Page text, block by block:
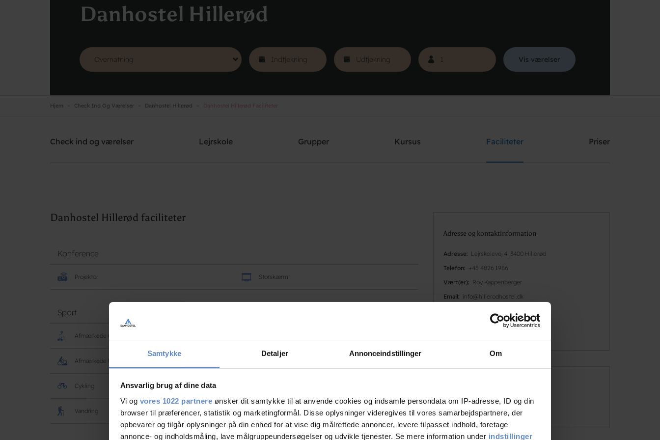
Samtykke Detaljer Annonceindstillinger Om
Ansvarlig brug af dine data
Vi og vores 1022 partnere ønsker dit samtykke til at anvende cookies og indsamle persondata om IP-adresse, ID og din
browser til præferencer, statistik og marketingformål. Disse oplysninger videregives til vores samarbejdspartnere, der
opbevarer og tilgår oplysninger på din enhed for at vise dig målrettede annoncer, levere tilpasset indhold, foretage
annonce- og indholdsmåling, lave målgruppeundersøgelser og udvikle tjenester. Se mere information under indstillinger
Danhostel Hillerød
Vis værelser
Danhostel Hillerød
Hjem Check Ind Og Værelser Danhostel Hillerød
Check ind og værelser Lejrskole Grupper Kursus Faciliteter Priser
Danhostel Hillerød faciliteter
Konference
Projektor Storskærm
Sport
Afmærkede Cyklerruter
Afmærkede Mountainbikeruter
Cykling
Vandring
Adresse og kontaktinformation
Adresse
Lejrskolevej 4, 3400 Hillerød
Telefon
+45 4826 1986
Vært(er)
Roy Kappenberger
Email
info@hillerodhostel.dk
Besøg hjemmesiden